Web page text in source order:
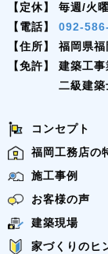
【定休】
毎週/火
【電話】
092-
【住所】
福岡県
【免許】
建築工
二級建
コンセプト
福岡工務店の
施工事例
お客様の声
建築現場
家づくりのヒ